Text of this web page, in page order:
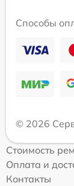
Способы
© 2026
Стоимость
Оплата и
Контакты